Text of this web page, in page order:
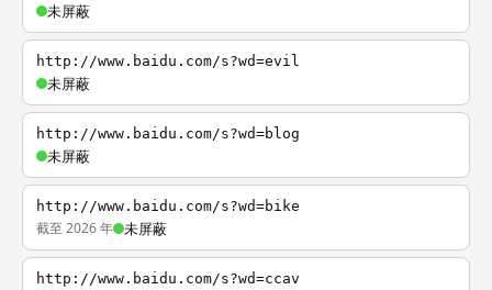
未屏蔽
http://www.baidu.com/s?wd=evil
未屏蔽
http://www.baidu.com/s?wd=blog
未屏蔽
http://www.baidu.com/s?wd=bike
截至 2026 年 未屏蔽
http://www.baidu.com/s?wd=ccav